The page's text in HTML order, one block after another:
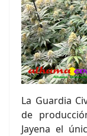
La Guardia
de
Jayena el